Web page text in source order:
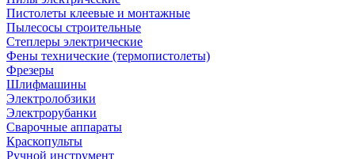
Пистолеты клеевые и монтажные
Пылесосы строительные
Степлеры электрические
Фены технические (термопистолеты)
Фрезеры
Шлифмашины
Электролобзики
Электрорубанки
Сварочные аппараты
Краскопульты
Ручной инструмент